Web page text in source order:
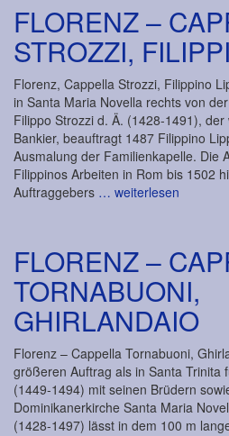
FLORENZ –
STROZZI,
Florenz, Cappella Strozzi, Filippino
in Santa Maria Novella rechts von
Filippo Strozzi d. Ä. (1428-1491),
Bankier, beauftragt 1487 Filippino
Ausmalung der Familienkapelle. Die
Filippinos Arbeiten in Rom bis 1502
Auftraggebers … weiterlesen
FLORENZ –
TORNABUONI,
GHIRLANDAIO
Florenz – Cappella Tornabuoni,
größeren Auftrag als in Santa Trinita
(1449-1494) mit seinen Brüdern
Dominikanerkirche Santa Maria
(1428-1497) lässt in dem 100 m